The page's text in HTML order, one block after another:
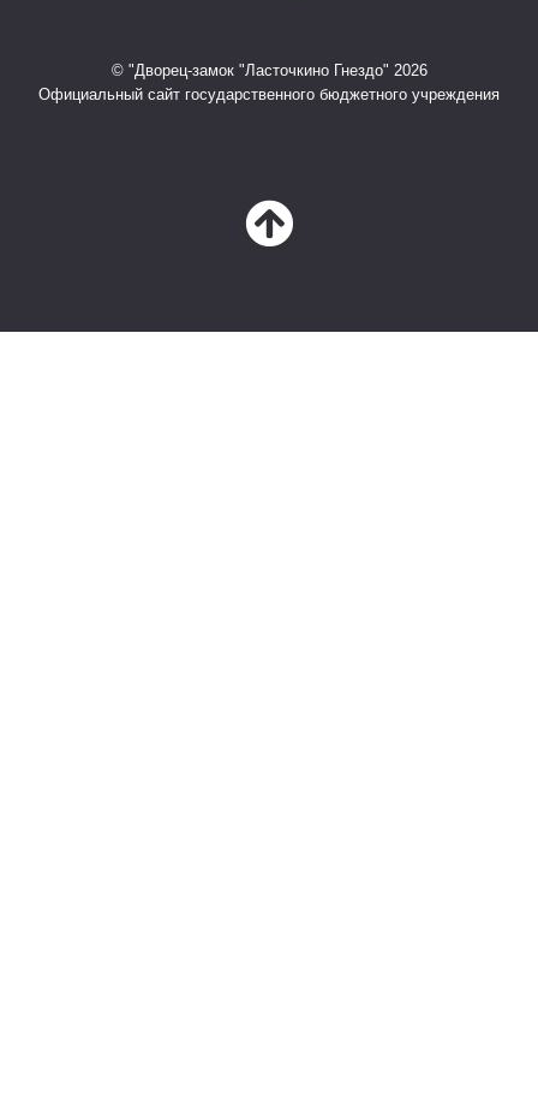
© "Дворец-замок "Ласточкино Гнездо" 2026
Официальный сайт государственного бюджетного учреждения